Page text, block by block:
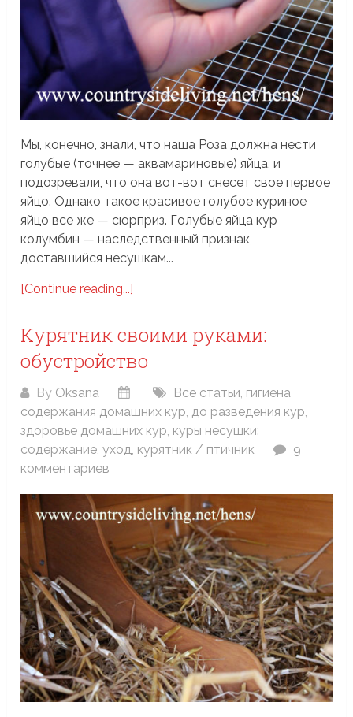
Мы, конечно, знали, что наша Роза должна нести
голубые (точнее — аквамариновые) яйца, и
подозревали, что она вот-вот снесет свое первое
яйцо. Однако такое красивое голубое куриное
яйцо все же — сюрприз. Голубые яйца кур
колумбин — наследственный признак,
доставшийся несушкам...
[Continue reading...]
Курятник своими руками:
обустройство
By Oksana Все статьи, гигиена
содержания домашних кур, до разведения кур,
здоровье домашних кур, куры несушки:
содержание, уход, курятник / птичник
9
комментариев